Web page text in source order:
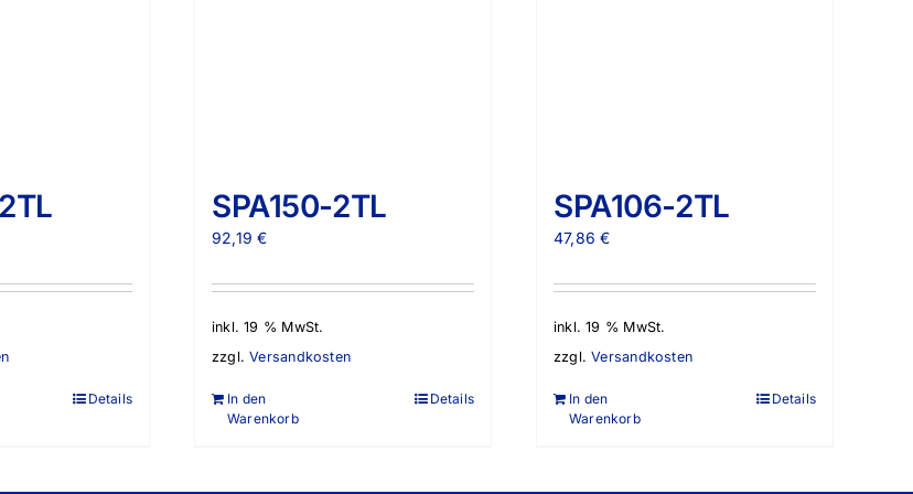
Details
SPA150-2TL
92,19€
inkl. 19 % MwSt.
zzgl.Versandkosten
In den
Warenkorb
Details
SPA106-2TL
47,86€
inkl. 19 % MwSt.
zzgl.Versandkosten
In den
Warenkorb
Details